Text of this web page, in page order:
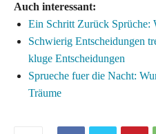
Auch interessant:
Ein Schritt Zurück Sprüche:
Schwierig Entscheidungen
kluge Entscheidungen
Sprueche fuer die Nacht:
Träume